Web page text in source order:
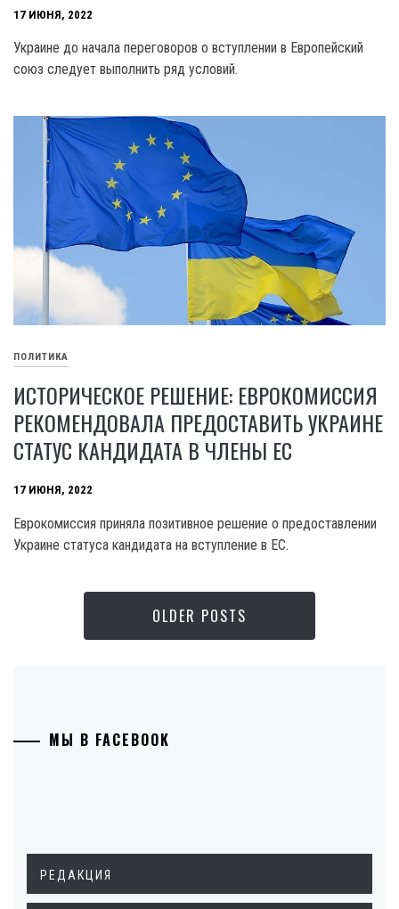
17 ИЮНЯ, 2022
Украине до начала переговоров о вступлении в Европейский
союз следует выполнить ряд условий.
ПОЛИТИКА
ИСТОРИЧЕСКОЕ РЕШЕНИЕ: ЕВРОКОМИССИЯ
РЕКОМЕНДОВАЛА ПРЕДОСТАВИТЬ УКРАИНЕ
СТАТУС КАНДИДАТА В ЧЛЕНЫ ЕС
17 ИЮНЯ, 2022
Еврокомиссия приняла позитивное решение о предоставлении
Украине статуса кандидата на вступление в ЕС.
OLDER POSTS
МЫ В FACEBOOK
РЕДАКЦИЯ